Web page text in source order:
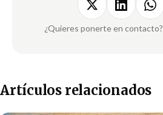
¿Quieres ponerte en contacto?
Artículos relacionados